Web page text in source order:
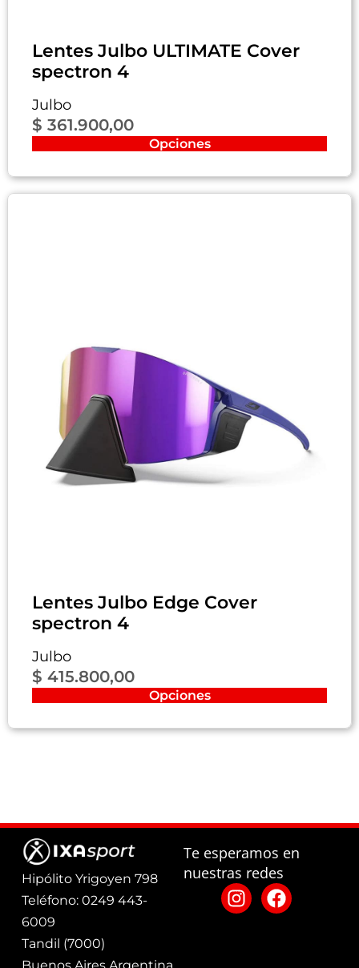
Lentes Julbo ULTIMATE Cover
spectron 4
Julbo
$ 361.900,00
Opciones
Lentes Julbo Edge Cover
spectron 4
Julbo
$ 415.800,00
Opciones
Hipólito Yrigoyen 798
Teléfono: 0249 443-
6009
Tandil (7000)
Te esperamos en
nuestras redes